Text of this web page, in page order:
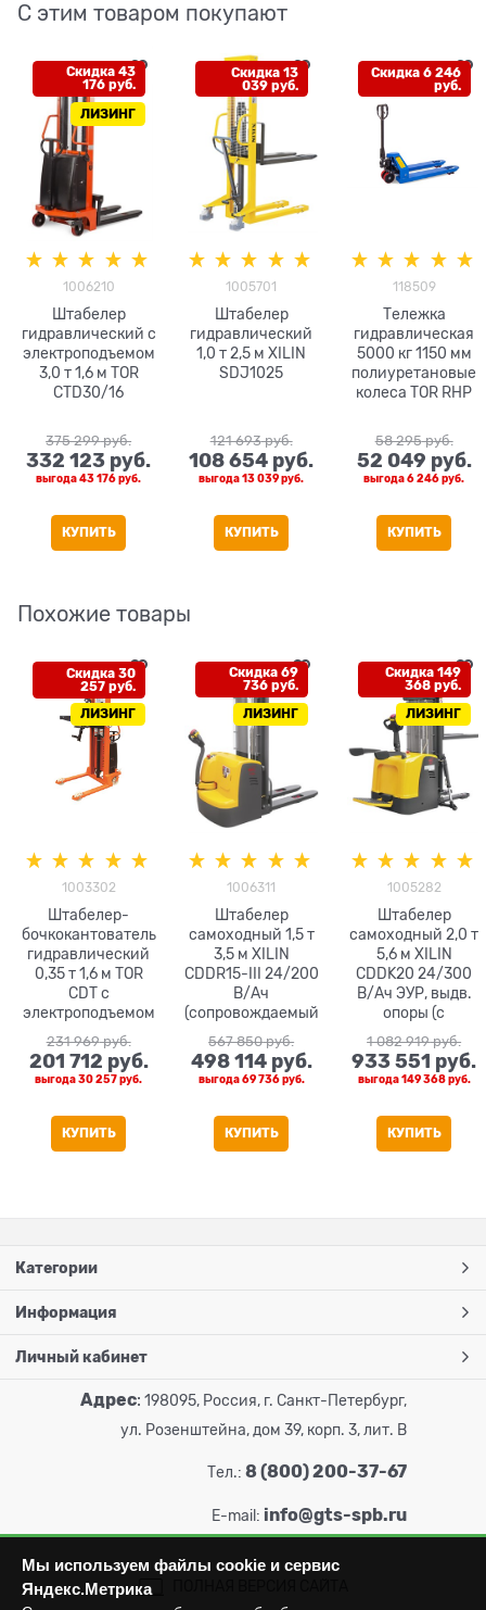
С этим товаром покупают
Скидка 43
176 руб.
ЛИЗИНГ
1006210
Штабелер
гидравлический с
электроподъемом
3,0 т 1,6 м TOR
CTD30/16
375 299 руб.
332 123 руб.
выгода43 176 руб.
КУПИТЬ
Скидка 13
039 руб.
1005701
Штабелер
гидравлический
1,0 т 2,5 м XILIN
SDJ1025
121 693 руб.
108 654 руб.
выгода13 039 руб.
КУПИТЬ
Скидка 6 246
руб.
118509
Тележка
гидравлическая
5000 кг 1150 мм
полиуретановые
колеса TOR RHP
58 295 руб.
52 049 руб.
выгода6 246 руб.
КУПИТЬ
Похожие товары
Скидка 30
257 руб.
ЛИЗИНГ
1003302
Штабелер-
бочкокантователь
гидравлический
0,35 т 1,6 м TOR
CDT с
электроподъемом
231 969 руб.
201 712 руб.
выгода30 257 руб.
КУПИТЬ
Скидка 69
736 руб.
ЛИЗИНГ
1006311
Штабелер
самоходный 1,5 т
3,5 м XILIN
CDDR15-III 24/200
В/Ач
(сопровождаемый
567 850 руб.
498 114 руб.
выгода69 736 руб.
КУПИТЬ
Скидка 149
368 руб.
ЛИЗИНГ
1005282
Штабелер
самоходный 2,0 т
5,6 м XILIN
CDDK20 24/300
В/Ач ЭУР, выдв.
опоры (с
платформой)
1 082 919 руб.
933 551 руб.
выгода149 368 руб.
КУПИТЬ
Категории
Информация
Личный кабинет
Адрес: 198095, Россия, г. Санкт-Петербург,
ул. Розенштейна, дом 39, корп. 3, лит. В
Тел.: 8 (800) 200-37-67
E-mail: info@gts-spb.ru
Мы используем файлы cookie и сервис
Яндекс.Метрика